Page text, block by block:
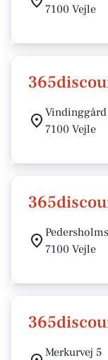
7100 Vejle
7100 Vejle
7100 Vejle
Merkurvej 5